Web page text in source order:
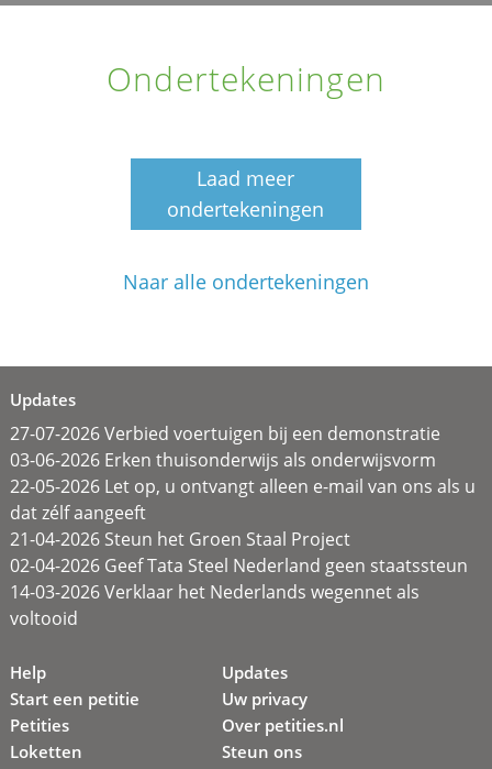
Ondertekeningen
Laad meer
ondertekeningen
Naar alle ondertekeningen
Updates
27-07-2026 Verbied voertuigen bij een demonstratie
03-06-2026 Erken thuisonderwijs als onderwijsvorm
22-05-2026 Let op, u ontvangt alleen e-mail van ons als u
dat zélf aangeeft
21-04-2026 Steun het Groen Staal Project
02-04-2026 Geef Tata Steel Nederland geen staatssteun
14-03-2026 Verklaar het Nederlands wegennet als
voltooid
Help
Start een petitie
Petities
Loketten
Updates
Uw privacy
Over petities.nl
Steun ons